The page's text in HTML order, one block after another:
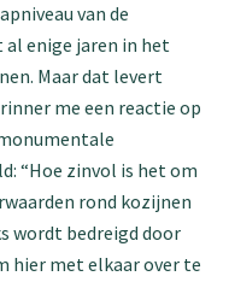
van de
al enige jaren in het
Maar dat levert
me een reactie op
“Hoe zinvol is het om
rond kozijnen
wordt bedreigd door
hier met elkaar over te